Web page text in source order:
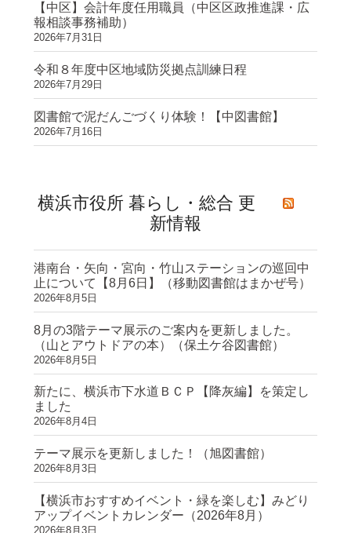
【中区】会計年度任用職員（中区区政推進課・広
報相談事務補助）
2026年7月31日
令和８年度中区地域防災拠点訓練日程
2026年7月29日
図書館で泥だんごづくり体験！【中図書館】
2026年7月16日
横浜市役所 暮らし・総合 更
新情報
港南台・矢向・宮向・竹山ステーションの巡回中
止について【8月6日】（移動図書館はまかぜ号）
2026年8月5日
8月の3階テーマ展示のご案内を更新しました。
（山とアウトドアの本）（保土ケ谷図書館）
2026年8月5日
新たに、横浜市下水道ＢＣＰ【降灰編】を策定し
ました
2026年8月4日
テーマ展示を更新しました！（旭図書館）
2026年8月3日
【横浜市おすすめイベント・緑を楽しむ】みどり
アップイベントカレンダー（2026年8月）
2026年8月3日